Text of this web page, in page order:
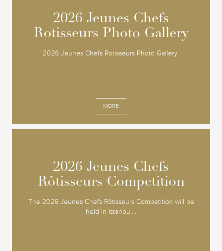
2026 Jeunes Chefs
Rotisseurs Photo Gallery
2026 Jeunes Chefs Rotisseurs Photo Gallery
MORE
2026 Jeunes Chefs
Rotisseurs Photo Gallery
2026 Jeunes Chefs
Rôtisseurs Competition
The 2026 Jeunes Chefs Rôtisseurs Competition will be
held in Istanbul...
2026 Jeunes Chefs
Rôtisseurs Competition